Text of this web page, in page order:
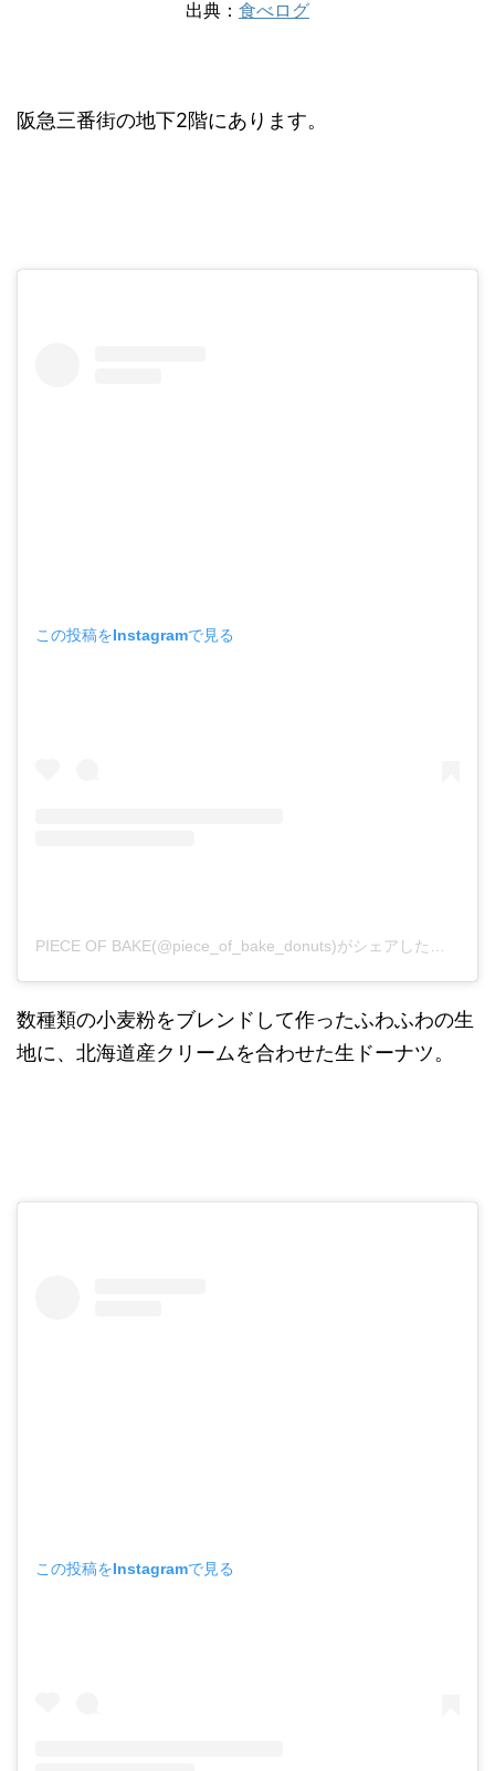
出典： 食べログ
阪急三番街の地下2階にあります。
この投稿をInstagramで見る
数種類の小麦粉をブレンドして作ったふわふわの生
地に、北海道産クリームを合わせた生ドーナツ。
この投稿をInstagramで見る